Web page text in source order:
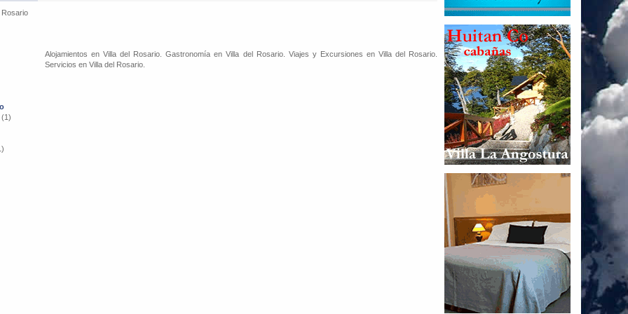
Rosario
Alojamientos en Villa del Rosario. Gastronomía en Villa del Rosario. Viajes y Excursiones en Villa del Rosario.
Servicios en Villa del Rosario.